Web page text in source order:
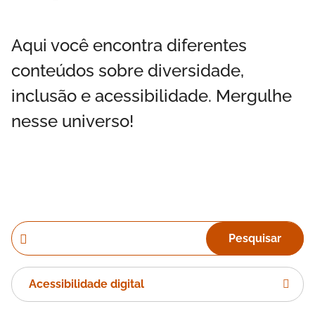
Aqui você encontra diferentes
conteúdos sobre diversidade,
inclusão e acessibilidade. Mergulhe
nesse universo!
Pesquisar
Acessibilidade digital